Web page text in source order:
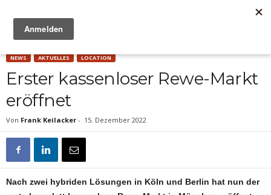
NEWS AKTUELLES LOCATION
Erster kassenloser Rewe-Markt
eröffnet
Von Frank Keilacker - 15. Dezember 2022
Nach zwei hybriden Lösungen in Köln und Berlin hat nun der